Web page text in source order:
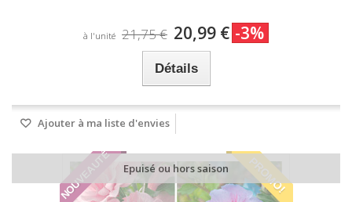
à l'unité 21,75 € 20,99 € -3%
Détails
Ajouter à ma liste d'envies
Epuisé ou hors saison
NOUVEAUTÉ PROMO!